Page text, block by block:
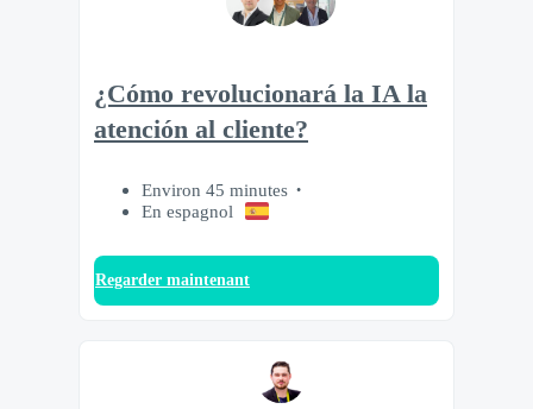
¿Cómo revolucionará la IA la
atención al cliente?
Environ 45 minutes
En espagnol
Regarder maintenant